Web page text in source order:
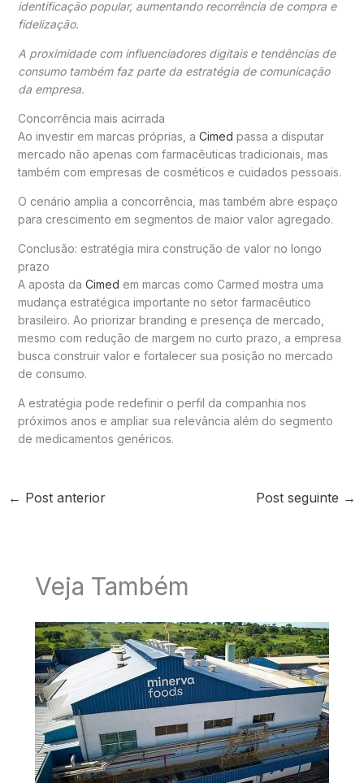
identificação popular, aumentando recorrência de compra e
fidelização.
A proximidade com influenciadores digitais e tendências de
consumo também faz parte da estratégia de comunicação
da empresa.
Concorrência mais acirrada
Ao investir em marcas próprias, a Cimed passa a disputar
mercado não apenas com farmacêuticas tradicionais, mas
também com empresas de cosméticos e cuidados pessoais.
O cenário amplia a concorrência, mas também abre espaço
para crescimento em segmentos de maior valor agregado.
Conclusão: estratégia mira construção de valor no longo
prazo
A aposta da Cimed em marcas como Carmed mostra uma
mudança estratégica importante no setor farmacêutico
brasileiro. Ao priorizar branding e presença de mercado,
mesmo com redução de margem no curto prazo, a empresa
busca construir valor e fortalecer sua posição no mercado
de consumo.
A estratégia pode redefinir o perfil da companhia nos
próximos anos e ampliar sua relevância além do segmento
de medicamentos genéricos.
← Post anterior Post seguinte →
Veja Também